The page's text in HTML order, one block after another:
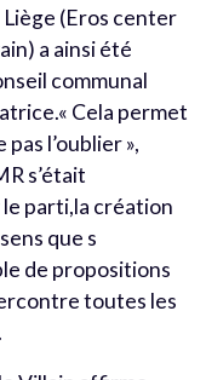
(Eros center
a ainsi été
communal
Cela permet
l’oublier »,
s’était
parti,la création
que s
de propositions
toutes les